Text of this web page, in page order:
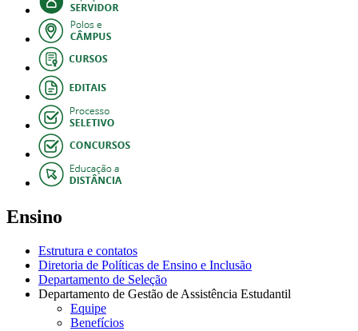
Ensino
Estrutura e contatos
Diretoria de Políticas de Ensino e Inclusão
Departamento de Seleção
Departamento de Gestão de Assistência Estudantil
Equipe
Benefícios